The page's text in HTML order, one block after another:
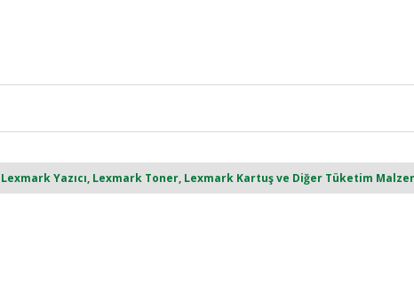
Yazıcı, Lexmark Toner, Lexmark Kartuş ve Diğer Tüketim